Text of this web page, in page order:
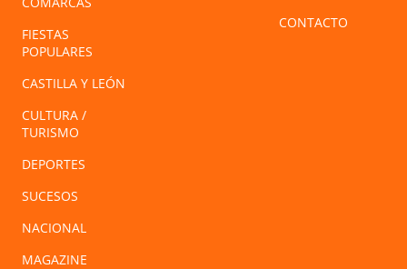
FIESTAS
POPULARES
CASTILLA Y LEÓN
CULTURA /
TURISMO
DEPORTES
SUCESOS
NACIONAL
MAGAZINE
CONTACTO